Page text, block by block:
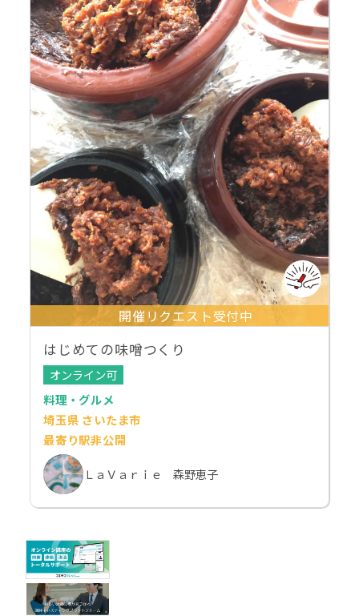
開催リクエスト受付中
はじめての味噌つくり
オンライン可
料理・グルメ
埼玉県 さいたま市
最寄り駅非公開
ＬａＶａｒｉｅ 森野恵子